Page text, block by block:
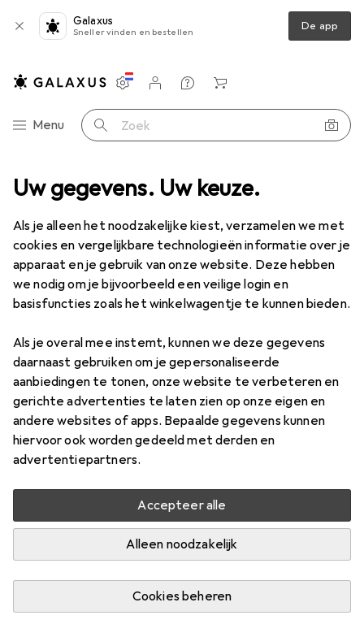
Uw gegevens. Uw keuze.
Als je alleen het noodzakelijke kiest, verzamelen we met
cookies en vergelijkbare technologieën informatie over je
apparaat en je gebruik van onze website. Deze hebben
we nodig om je bijvoorbeeld een veilige login en
basisfuncties zoals het winkelwagentje te kunnen bieden.
Als je overal mee instemt, kunnen we deze gegevens
daarnaast gebruiken om je gepersonaliseerde
aanbiedingen te tonen, onze website te verbeteren en
gerichte advertenties te laten zien op onze eigen en
andere websites of apps. Bepaalde gegevens kunnen
hiervoor ook worden gedeeld met derden en
advertentiepartners.
Accepteer alle
Alleen noodzakelijk
Cookies beheren
Galaxus
Sneller vinden en bestellen De app
Categorie navigatie
Menu Zoek op
Instellingen
Klantenaccount
Produktvergelijking
Verlanglijstje
Winkelmandje
Erotiek Sex Toys Accessoires Liefdesspeelgoed
Accessoires Liefdesspeelgoed
ProductenForum